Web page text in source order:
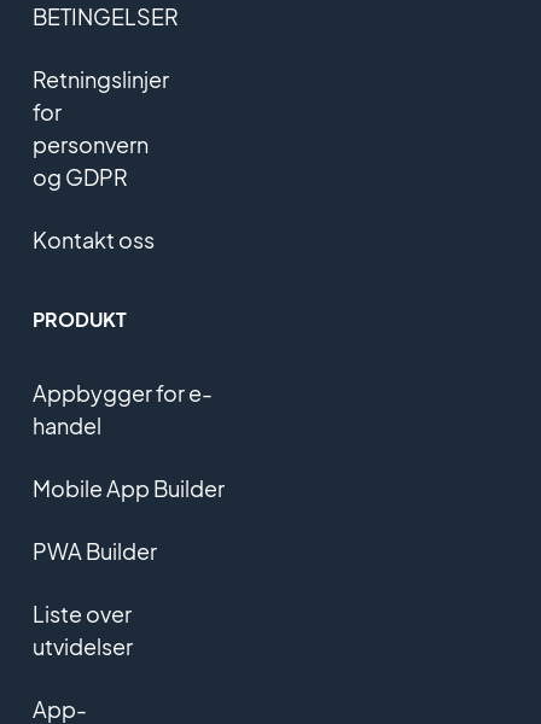
BETINGELSER
Retningslinjer
for
personvern
og GDPR
Kontakt oss
PRODUKT
Appbygger for e-
handel
Mobile App Builder
PWA Builder
Liste over
utvidelser
App-